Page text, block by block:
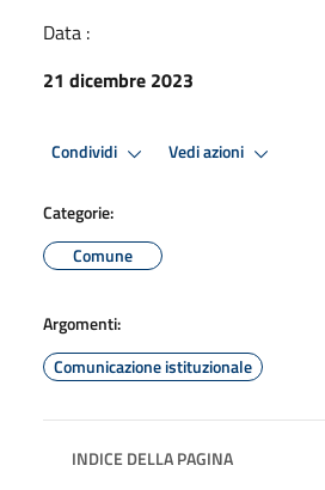
Data :
21 dicembre 2023
Condividi Vedi azioni
Categorie:
Comune
Argomenti:
Comunicazione istituzionale
INDICE DELLA PAGINA